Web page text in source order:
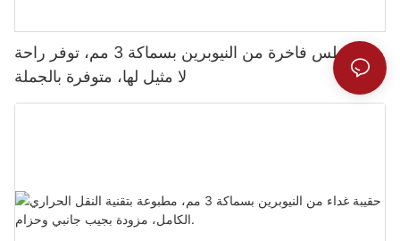
بدلة غطس فاخرة من النيوبرين بسماكة 3 مم، توفر راحة
لا مثيل لها، متوفرة بالجملة